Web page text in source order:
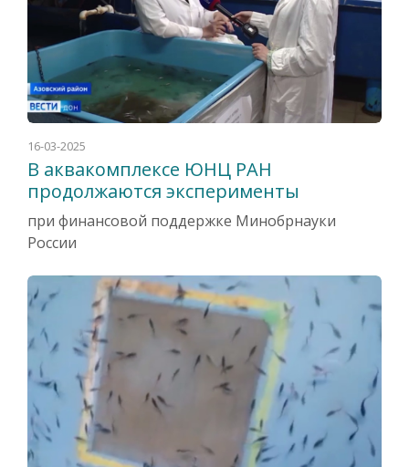
16-03-2025
В аквакомплексе ЮНЦ РАН
продолжаются эксперименты
при финансовой поддержке Минобрнауки
России